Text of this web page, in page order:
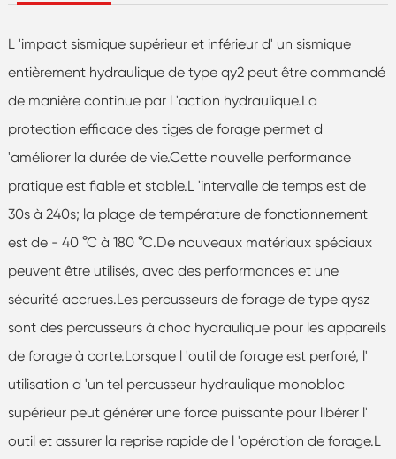
L 'impact sismique supérieur et inférieur d' un sismique
entièrement hydraulique de type qy2 peut être commandé
de manière continue par l 'action hydraulique.La
protection efficace des tiges de forage permet d
'améliorer la durée de vie.Cette nouvelle performance
pratique est fiable et stable.L 'intervalle de temps est de
30s à 240s; la plage de température de fonctionnement
est de - 40 °C à 180 °C.De nouveaux matériaux spéciaux
peuvent être utilisés, avec des performances et une
sécurité accrues.Les percusseurs de forage de type qysz
sont des percusseurs à choc hydraulique pour les appareils
de forage à carte.Lorsque l 'outil de forage est perforé, l'
utilisation d 'un tel percusseur hydraulique monobloc
supérieur peut générer une force puissante pour libérer l'
outil et assurer la reprise rapide de l 'opération de forage.L